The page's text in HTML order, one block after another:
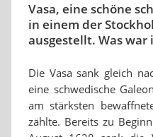
Vasa, eine schöne
in einem der
ausgestellt. Was war
Die Vasa sank gleich
eine schwedische
am stärksten
zählte. Bereits zu